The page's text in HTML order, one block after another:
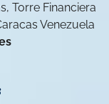
Torre Financiera
Venezuela